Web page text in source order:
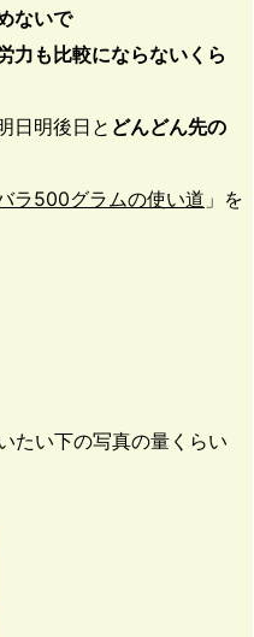
ないで
力も比較にならないくら
日明後日と どんどん先の
ラ500グラムの使い道 」を
たい下の写真の量くらい